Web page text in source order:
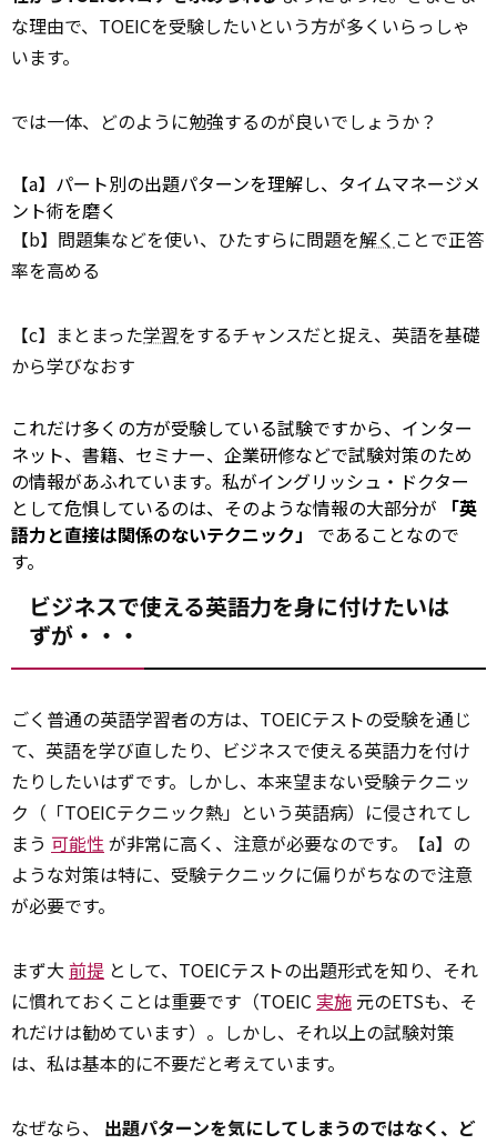
な理由で、TOEICを受験したいという方が多くいらっしゃ
います。
では一体、どのように勉強するのが良いでしょうか？
【a】パート別の出題パターンを理解し、タイムマネージメ
ント術を磨く
【b】問題集などを使い、ひたすらに問題を解く ことで正答
率を高める
【c】まとまった学習をするチャンスだと捉え、英語を基礎
から学びなおす
これだけ多くの方が受験している試験ですから、インター
ネット、書籍、セミナー、企業研修などで試験対策のため
の情報があふれています。私がイングリッシュ・ドクター
として危惧しているのは、そのような情報の大部分が
「英
語力と直接は関係のないテクニック」
であることなので
す。
ビジネスで使える英語力を身に付けたいは
ずが・・・
ごく普通の英語学習者の方は、TOEICテストの受験を通じ
て、英語を学び直したり、ビジネスで使える英語力を付け
たりしたいはずです。しかし、本来望まない受験テクニッ
ク（「TOEICテクニック熱」という英語病）に侵されてし
まう 可能性が非常に高く、注意が必要なのです。【a】の
ような対策は特に、受験テクニックに偏りがちなので注意
が必要です。
まず大 前提 として、TOEICテストの出題形式を知り、それ
に慣れておくことは重要です（TOEIC 実施 元のETSも、そ
れだけは勧めています）。しかし、それ以上の試験対策
は、私は基本的に不要だと考えています。
なぜなら、 出題パターンを気にしてしまうのではなく、ど